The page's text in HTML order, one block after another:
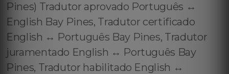
Pines) Tradutor aprovado Português ↔️
English Bay Pines, Tradutor certificado
English ↔️ Português Bay Pines, Tradutor
juramentado English ↔️ Português Bay
Pines, Tradutor habilitado English ↔️